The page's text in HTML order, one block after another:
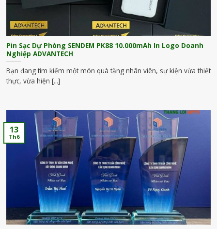
Pin Sạc Dự Phòng SENDEM PK88 10.000mAh In Logo Doanh
Nghiệp ADVANTECH
Bạn đang tìm kiếm một món quà tặng nhân viên, sự kiện vừa thiết
thực, vừa hiện [...]
13
Th6